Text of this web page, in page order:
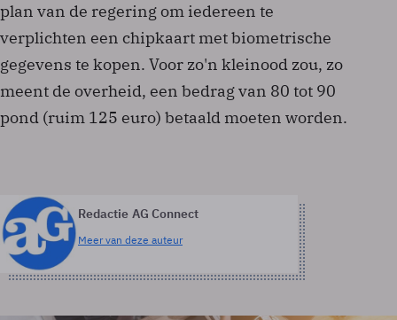
plan van de regering om iedereen te
verplichten een chipkaart met biometrische
gegevens te kopen. Voor zo'n kleinood zou, zo
meent de overheid, een bedrag van 80 tot 90
pond (ruim 125 euro) betaald moeten worden.
Redactie AG Connect
Meer van deze auteur